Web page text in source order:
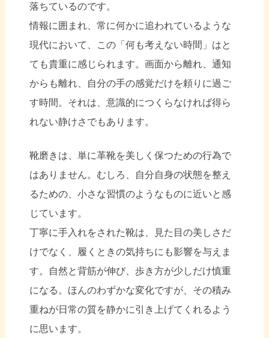
落ちているのです。
情報に囲まれ、常に何かに追われているような
現代において、この「何も考えない時間」はと
ても貴重に感じられます。画面から離れ、通知
からも離れ、自分の手の感覚だけを頼りに過ご
す時間。それは、意識的につくらなければ得ら
れない静けさでもあります。
靴磨きは、単に革靴を美しく保つための行為で
はありません。むしろ、自分自身の状態を整え
るための、小さな習慣のようなものに近いと感
じています。
丁寧に手入れをされた靴は、見た目の美しさだ
けでなく、履くときの気持ちにも影響を与えま
す。自然と背筋が伸び、歩き方が少しだけ慎重
になる。ほんのわずかな変化ですが、その積み
重ねが日常の質を静かに引き上げてくれるよう
に思います。